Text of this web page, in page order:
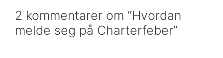
2 kommentarer om “Hvordan
melde seg på Charterfeber”